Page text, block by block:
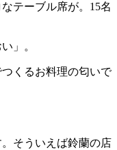
テーブル席が。15名
」。
くるお料理の匂いで
そういえば鈴蘭の店